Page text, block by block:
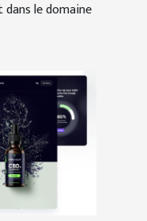
le domaine